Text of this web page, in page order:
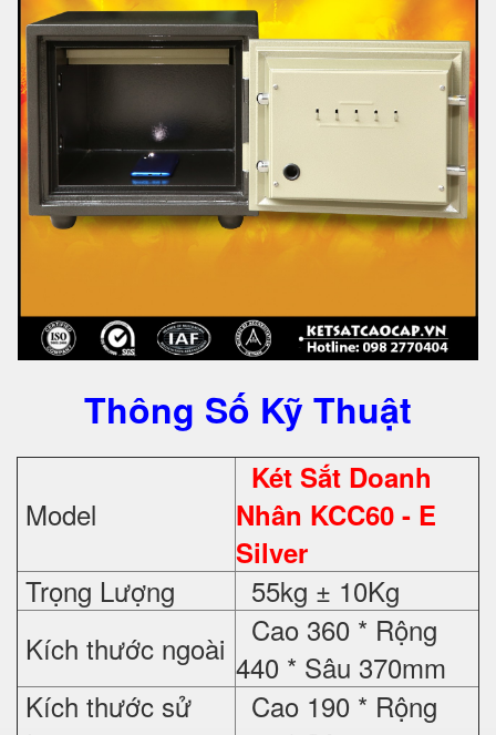
Thông Số Kỹ Thuật
Model
Két Sắt Doanh
Nhân KCC60 - E
Silver
Trọng Lượng
55kg ± 10Kg
Kích thước ngoài
Cao 360 * Rộng
440 * Sâu 370mm
Kích thước sử
Cao 190 * Rộng